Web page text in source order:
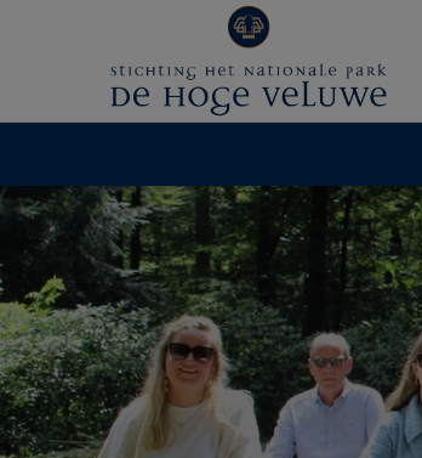
Cookie Statement
Cookie